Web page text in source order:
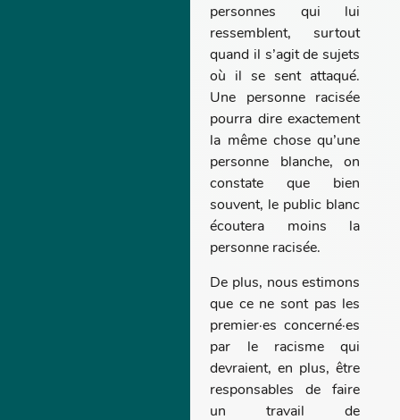
personnes qui lui
ressemblent, surtout
quand il s’agit de sujets
où il se sent attaqué.
Une personne racisée
pourra dire exactement
la même chose qu’une
personne blanche, on
constate que bien
souvent, le public blanc
écoutera moins la
personne racisée.
De plus, nous estimons
que ce ne sont pas les
premier·es concerné·es
par le racisme qui
devraient, en plus, être
responsables de faire
un travail de